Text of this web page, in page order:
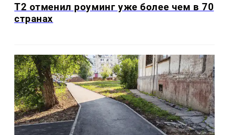
Т2 отменил роуминг уже более чем в 70
странах